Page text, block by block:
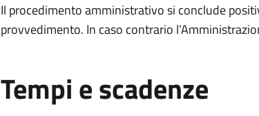
Il procedimento amministrativo si conclude
provvedimento. In caso contrario
Tempi e scadenze